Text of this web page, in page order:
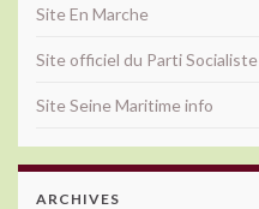
Site En Marche
Site officiel du Parti Socialiste
Site Seine Maritime info
ARCHIVES